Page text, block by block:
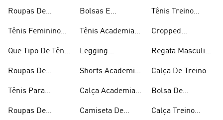
Roupas De
Treino
Tênis Feminino
Que Tipo De Tênis
Academia
Roupas De
Feminina
Tênis Para
Treino
Roupas De
Masculina
Bolsas E
Academia
Tênis Academia
Legging
Shorts Academia
Calça Academia
Camiseta De
Tênis Treino
Cropped
Regata Masculina
Calça De Treino
Bolsa De
Masculina
Calça Treino